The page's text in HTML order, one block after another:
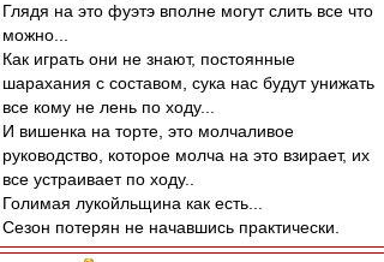
Глядя на это фуэтэ вполне могут слить все что
можно...
Как играть они не знают, постоянные
шарахания с составом, сука нас будут унижать
все кому не лень по ходу...
И вишенка на торте, это молчаливое
руководство, которое молча на это взирает, их
все устраивает по ходу..
Голимая лукойльщина как есть...
Сезон потерян не начавшись практически.